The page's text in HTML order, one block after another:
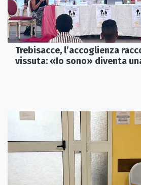
Trebisacce, l’accoglienza
vissuta: «Io sono» diventa